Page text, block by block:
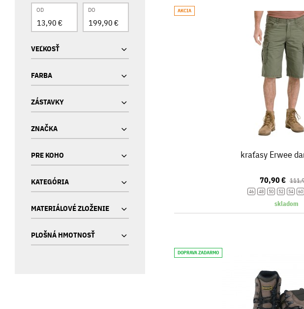
OD DO
VEĽKOSŤ
FARBA
ZÁSTAVKY
ZNAČKA
PRE KOHO
KATEGÓRIA
MATERIÁLOVÉ ZLOŽENIE
PLOŠNÁ HMOTNOSŤ
AKCIA
kraťasy Erwee
70,90 €
46 48 50 52 54 60
skladom
DOPRAVA ZADARMO